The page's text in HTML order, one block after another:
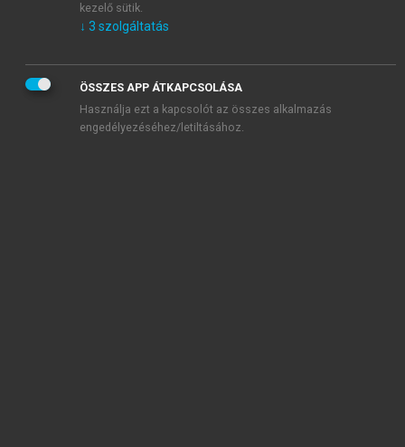
KIPRÓBÁLOM
kezelő sütik.
↓ 3 szolgáltatás
ÖSSZES APP ÁTKAPCSOLÁSA
Használja ezt a kapcsolót az összes alkalmazás
engedélyezéséhez/letiltásához.